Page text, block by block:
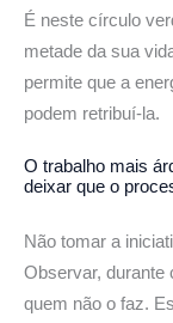
É neste círculo
metade da sua
permite que a
podem retribuí-la.
O trabalho mais
deixar que o
Não tomar a
Observar, durante
quem não o faz.